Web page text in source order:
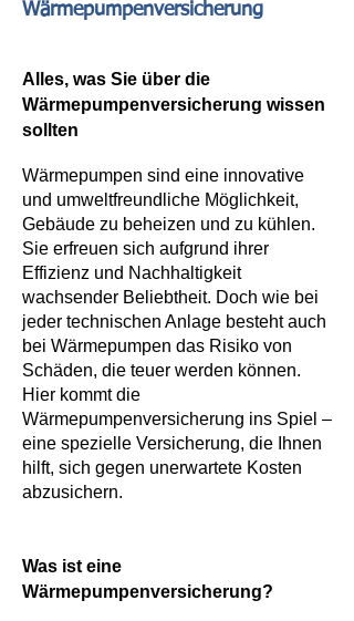
Wärmepumpenversicherung
Alles, was Sie über die
Wärmepumpenversicherung wissen
sollten
Wärmepumpen sind eine innovative
und umweltfreundliche Möglichkeit,
Gebäude zu beheizen und zu kühlen.
Sie erfreuen sich aufgrund ihrer
Effizienz und Nachhaltigkeit
wachsender Beliebtheit. Doch wie bei
jeder technischen Anlage besteht auch
bei Wärmepumpen das Risiko von
Schäden, die teuer werden können.
Hier kommt die
Wärmepumpenversicherung ins Spiel –
eine spezielle Versicherung, die Ihnen
hilft, sich gegen unerwartete Kosten
abzusichern.
Was ist eine
Wärmepumpenversicherung?